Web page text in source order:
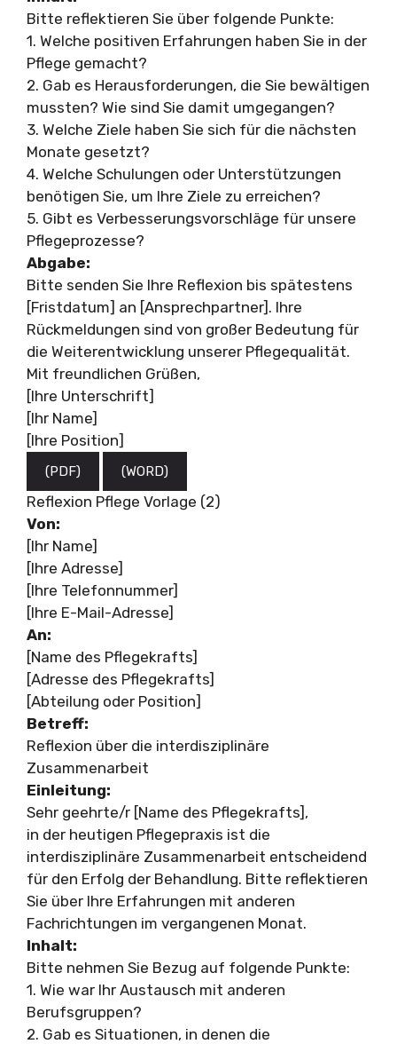
Bitte reflektieren Sie über folgende Punkte:
1. Welche positiven Erfahrungen haben Sie in der
Pflege gemacht?
2. Gab es Herausforderungen, die Sie bewältigen
mussten? Wie sind Sie damit umgegangen?
3. Welche Ziele haben Sie sich für die nächsten
Monate gesetzt?
4. Welche Schulungen oder Unterstützungen
benötigen Sie, um Ihre Ziele zu erreichen?
5. Gibt es Verbesserungsvorschläge für unsere
Pflegeprozesse?
Abgabe:
Bitte senden Sie Ihre Reflexion bis spätestens
[Fristdatum] an [Ansprechpartner]. Ihre
Rückmeldungen sind von großer Bedeutung für
die Weiterentwicklung unserer Pflegequalität.
Mit freundlichen Grüßen,
[Ihre Unterschrift]
[Ihr Name]
[Ihre Position]
(PDF) (WORD)
Reflexion Pflege Vorlage (2)
Von:
[Ihr Name]
[Ihre Adresse]
[Ihre Telefonnummer]
[Ihre E-Mail-Adresse]
An:
[Name des Pflegekrafts]
[Adresse des Pflegekrafts]
[Abteilung oder Position]
Betreff:
Reflexion über die interdisziplinäre
Zusammenarbeit
Einleitung:
Sehr geehrte/r [Name des Pflegekrafts],
in der heutigen Pflegepraxis ist die
interdisziplinäre Zusammenarbeit entscheidend
für den Erfolg der Behandlung. Bitte reflektieren
Sie über Ihre Erfahrungen mit anderen
Fachrichtungen im vergangenen Monat.
Inhalt:
Bitte nehmen Sie Bezug auf folgende Punkte:
1. Wie war Ihr Austausch mit anderen
Berufsgruppen?
2. Gab es Situationen, in denen die